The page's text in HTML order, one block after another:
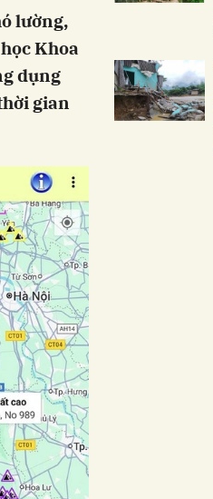
lường,
Khoa
dụng
gian